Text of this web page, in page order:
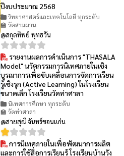
ปีงบประมาณ 2568
วิทยาศาสตร์และเทคโนโลยี ทุกระดับ
🏫 วัดสามผาน
@สกุลทิพย์ พุทธวัน
รายงานผลการดำเนินการ "THASALA
Model" นวัตกรรมการนิเทศภายในเชิง
บูรณาการเพื่อขับเคลื่อนการจัดการเรียน
รู้เชิงรุก (Active Learning) ในโรงเรียน
ขนาดเล็ก โรงเรียนวัดท่าศาลา
นิเทศการศึกษา ทุกระดับ
🏫 วัดท่าศาลา
@สายสุณี จันทร์ขอนแก่น
การนิเทศภายในเพื่อพัฒนาการผลิต
และการใช้สื่อการเรียนรู้ โรงเรียนบ้านวัง